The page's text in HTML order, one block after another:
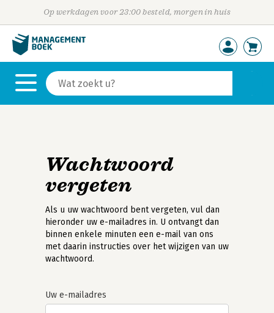
Op werkdagen voor 23:00 besteld, morgen in huis
Wachtwoord
vergeten
Als u uw wachtwoord bent vergeten, vul dan
hieronder uw e-mailadres in. U ontvangt dan
binnen enkele minuten een e-mail van ons
met daarin instructies over het wijzigen van uw
wachtwoord.
Uw e-mailadres